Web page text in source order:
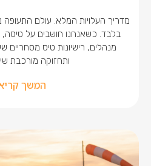
מדריך העלויות המלא. עולם
בלבד. כשאנחנו חושבים על טיסה,
מנהלים, רישיונות טיס מסחריים
ותחזוקה מורכבת
המשך